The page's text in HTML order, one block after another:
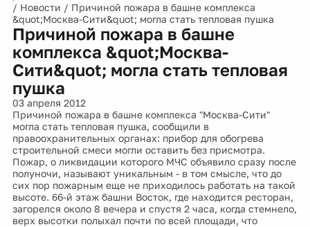
/ Новости / Причиной пожара в башне комплекса
&quot;Москва-Сити&quot; могла стать тепловая пушка
Причиной пожара в башне
комплекса &quot;Москва-
Сити&quot; могла стать тепловая
пушка
03 апреля 2012
Причиной пожара в башне комплекса "Москва-Сити"
могла стать тепловая пушка, сообщили в
правоохранительных органах: прибор для обогрева
строительной смеси могли оставить без присмотра.
Пожар, о ликвидации которого МЧС объявило сразу после
полуночи, называют уникальным - в том смысле, что до
сих пор пожарным еще не приходилось работать на такой
высоте. 66-й этаж башни Восток, где находится ресторан,
загорелся около 8 вечера и спустя 2 часа, когда стемнело,
верх высотки полыхал почти по всей площади, что